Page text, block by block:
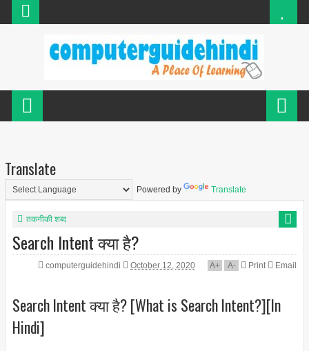
Translate
Powered by Translate
तकनीकी शब्द
Search Intent क्या है?
computerguidehindi October 12, 2020 A+ A- Print Email
Search Intent क्या है? [What is Search Intent?][In
Hindi]